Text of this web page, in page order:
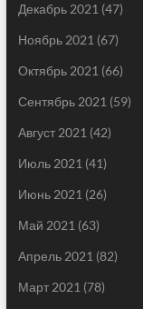
Декабрь 2021 (47)
Ноябрь 2021 (67)
Октябрь 2021 (66)
Сентябрь 2021 (59)
Август 2021 (42)
Июль 2021 (41)
Июнь 2021 (26)
Май 2021 (63)
Апрель 2021 (82)
Март 2021 (78)